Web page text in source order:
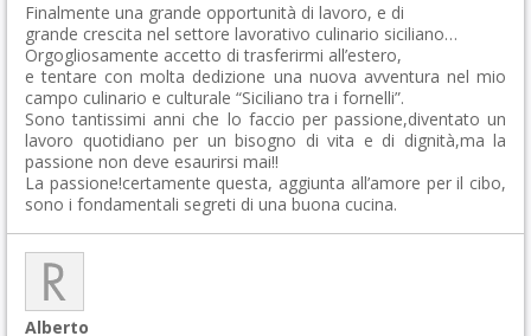
Finalmente una grande opportunità di lavoro, e di
grande crescita nel settore lavorativo culinario siciliano…
Orgogliosamente accetto di trasferirmi all’estero,
e tentare con molta dedizione una nuova avventura nel mio
campo culinario e culturale “Siciliano tra i fornelli”.
Sono tantissimi anni che lo faccio per passione,diventato un
lavoro quotidiano per un bisogno di vita e di dignità,ma la
passione non deve esaurirsi mai!!
La passione!certamente questa, aggiunta all’amore per il cibo,
sono i fondamentali segreti di una buona cucina.
Alberto